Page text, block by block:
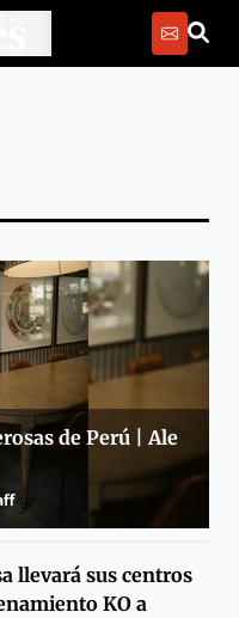
de Perú | Ale
llevará sus centros
KO a